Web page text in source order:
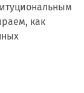
как